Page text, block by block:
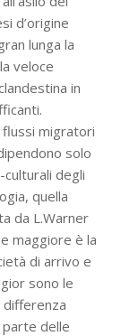
d’origine
lunga la
veloce
in
migratori
solo
degli
quella
da L.Warner
maggiore è la
di arrivo e
sono le
parte delle